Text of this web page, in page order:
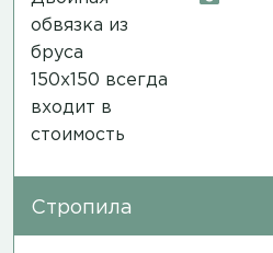
обвязка из
бруса
150х150 всегда
входит в
стоимость
Стропила